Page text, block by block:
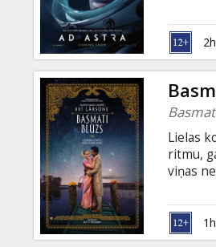
Lielas
ritmu,
viņas
ar